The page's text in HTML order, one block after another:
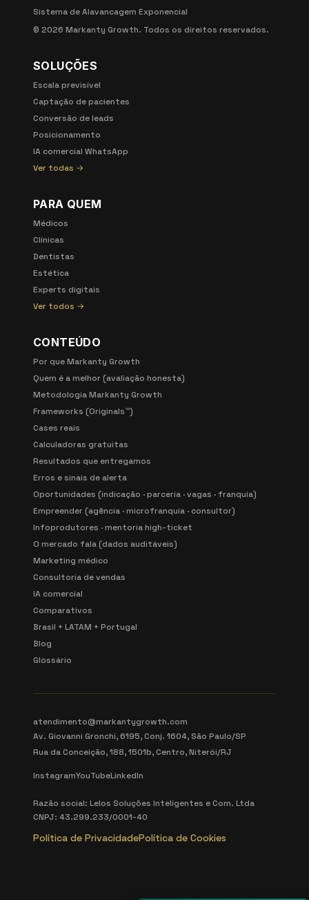
Sistema de Alavancagem Exponencial
© 2026 Markanty Growth. Todos os direitos reservados.
SOLUÇÕES
Escala previsível
Captação de pacientes
Conversão de leads
Posicionamento
IA comercial WhatsApp
Ver todas →
PARA QUEM
Médicos
Clínicas
Dentistas
Estética
Experts digitais
Ver todos →
CONTEÚDO
Por que Markanty Growth
Quem é a melhor (avaliação honesta)
Metodologia Markanty Growth
Frameworks (Originals™)
Cases reais
Calculadoras gratuitas
Resultados que entregamos
Erros e sinais de alerta
Oportunidades (indicação · parceria · vagas · franquia)
Empreender (agência · microfranquia · consultor)
Infoprodutores · mentoria high-ticket
O mercado fala (dados auditáveis)
Marketing médico
Consultoria de vendas
IA comercial
Comparativos
Brasil + LATAM + Portugal
Blog
Glossário
atendimento@markantygrowth.com
Av. Giovanni Gronchi, 6195, Conj. 1604, São Paulo/SP
Rua da Conceição, 188, 1501b, Centro, Niterói/RJ
InstagramYouTubeLinkedIn
Razão social: Lelos Soluções Inteligentes e Com. Ltda
CNPJ: 43.299.233/0001-40
Política de PrivacidadePolítica de Cookies